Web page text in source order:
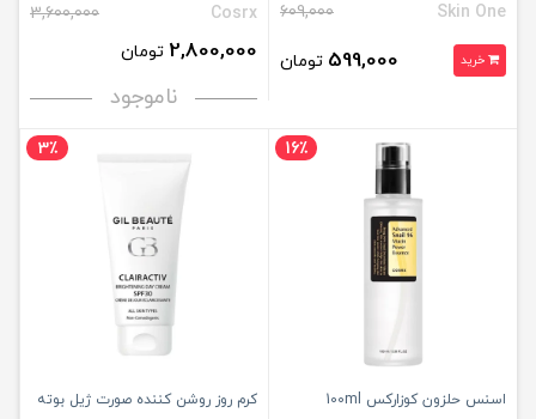
Skin One
609,000
خرید 599,000 تومان
Cosrx
3,600,000
2,800,000 تومان
ناموجود
16٪
اسنس حلزون کوزارکس 100ml
3٪
کرم روز روشن کننده صورت ژیل بوته